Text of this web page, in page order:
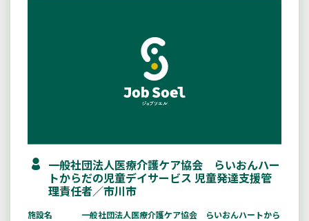
一般社団法人医療介護ケア協会 らいおんハー
トからだの児童デイサービス 児童発達支援管
理責任者／市川市
施設名
一般社団法人医療介護ケア協会 らいおんハートから